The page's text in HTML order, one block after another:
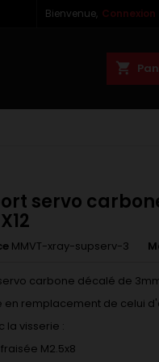
Bienvenue, Connexion
shopping_cart
servo
MMVT-xray-supserv-3
carbone décalé de
en remplacement de celui
la visserie :
M2.5x8